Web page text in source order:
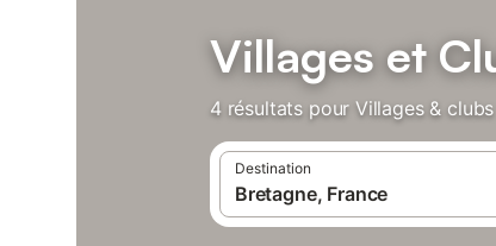
Villages et
4 résultats pour Villages &
Destination